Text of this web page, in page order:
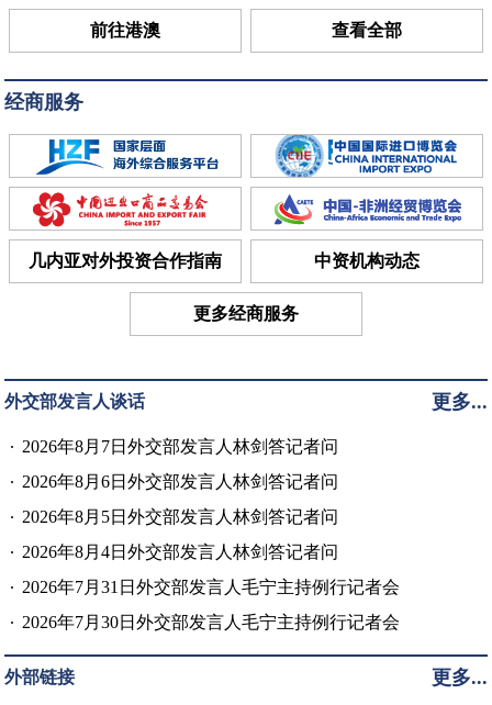
前往港澳 查看全部
经商服务
几内亚对外投资合作指南 中资机构动态
更多经商服务
外交部发言人谈话 更多...
2026年8月7日外交部发言人林剑答记者问
2026年8月6日外交部发言人林剑答记者问
2026年8月5日外交部发言人林剑答记者问
2026年8月4日外交部发言人林剑答记者问
2026年7月31日外交部发言人毛宁主持例行记者会
2026年7月30日外交部发言人毛宁主持例行记者会
外部链接 更多...